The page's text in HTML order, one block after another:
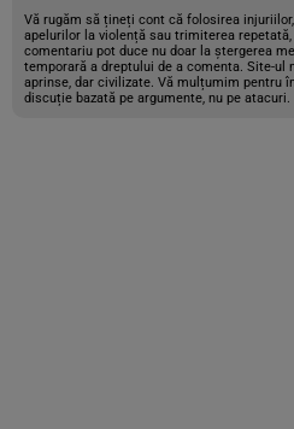
Vă rugăm să țineți cont că folosirea
apelurilor la violență sau trimiterea repetată,
comentariu pot duce nu doar la ștergerea
temporară a dreptului de a comenta. Site-ul
aprinse, dar civilizate. Vă mulțumim pentru
discuție bazată pe argumente, nu pe atacuri.